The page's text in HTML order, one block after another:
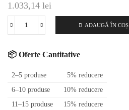
1.033,14 lei
Cantitate
de
caldă
™
TC/TC-
ADAUGĂ ÎN COȘ
📦 Oferte Cantitative
2–5 produse
5% reducere
6–10 produse
10% reducere
11–15 produse
15% reducere